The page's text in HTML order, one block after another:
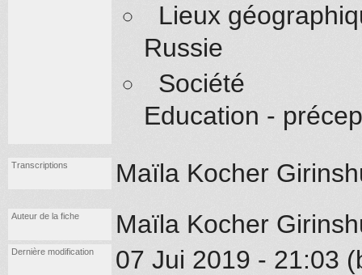
Lieux
Russie
Société
Education -
Transcriptions Maïla Kocher
Auteur de la fiche Maïla Kocher
Dernière modification 07 Jui 2019 - 21:03